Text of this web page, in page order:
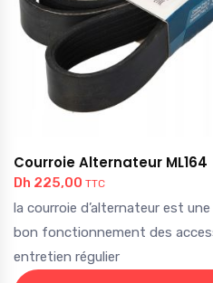
Courroie Alternateur ML164
Dh 225,00 TTC
la courroie d’alternateur est
bon fonctionnement des
entretien régulier